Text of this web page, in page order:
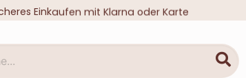
Einkaufen mit Klarna oder Karte